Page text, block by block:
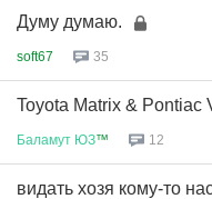
Думу думаю.
soft67 35
Toyota Matrix & Pontiac
Баламут ЮЗ™ 12
видать хозя кому-то